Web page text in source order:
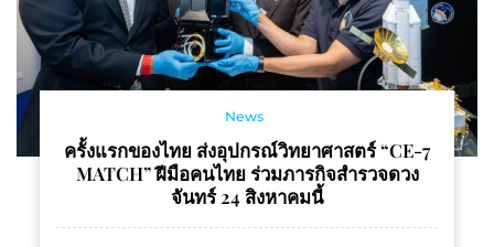
News
ครั้งแรกของไทย ส่งอุปกรณ์วิทยาศาสตร์ “CE-7
MATCH” ฝีมือคนไทย ร่วมภารกิจสำรวจดวง
จันทร์ 24 สิงหาคมนี้